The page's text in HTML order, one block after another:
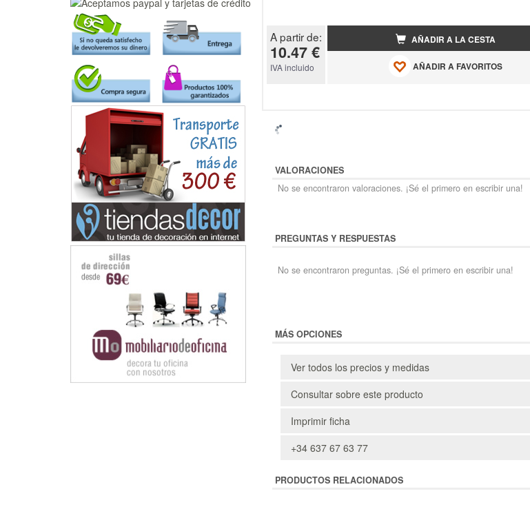
A partir de:
10.47 €
IVA incluido
AÑADIR A LA CESTA
AÑADIR A FAVORITOS
VALORACIONES
No se encontraron valoraciones. ¡Sé el primero en escribir una!
PREGUNTAS Y RESPUESTAS
No se encontraron preguntas. ¡Sé el primero en escribir una!
MÁS OPCIONES
Ver todos los precios y medidas
Consultar sobre este producto
Imprimir ficha
+34 637 67 63 77
PRODUCTOS RELACIONADOS